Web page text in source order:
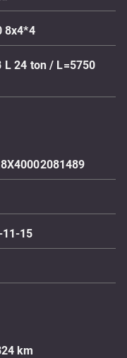
8x4*4
L 24 ton / L=5750
15
km